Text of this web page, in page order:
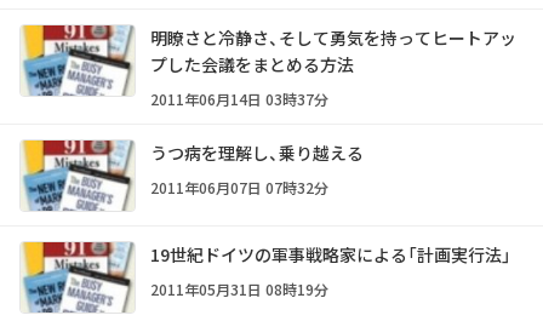
明瞭さと冷静さ、そして勇気を持ってヒートアッ
プした会議をまとめる方法
2011年06月14日 03時37分
うつ病を理解し、乗り越える
2011年06月07日 07時32分
19世紀ドイツの軍事戦略家による「計画実行法」
2011年05月31日 08時19分